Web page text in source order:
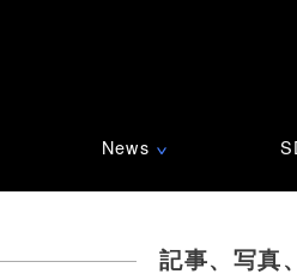
News ∨
記事、写真